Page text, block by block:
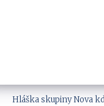
Hláška skupiny Nova